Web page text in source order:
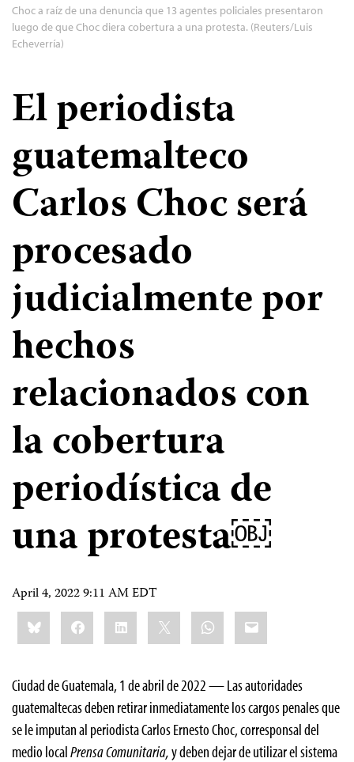
Choc a raíz de una denuncia que 13 agentes policiales presentaron
luego de que Choc diera cobertura a una protesta. (Reuters/Luis
Echeverría)
El periodista
guatemalteco
Carlos Choc será
procesado
judicialmente por
hechos
relacionados con
la cobertura
periodística de
una protesta￼
April 4, 2022 9:11 AM EDT
Share
this:BlueskyFacebookLinkedIn WhatsApp
Email
Ciudad de Guatemala, 1 de abril de 2022 — Las autoridades
guatemaltecas deben retirar inmediatamente los cargos penales que
se le imputan al periodista Carlos Ernesto Choc, corresponsal del
medio localPrensa Comunitaria,y deben dejar de utilizar el sistema